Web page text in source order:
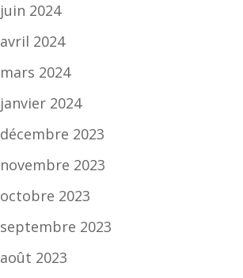
juin 2024
avril 2024
mars 2024
janvier 2024
décembre 2023
novembre 2023
octobre 2023
septembre 2023
août 2023